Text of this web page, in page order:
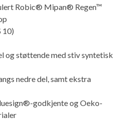
Robic® Mipan® Regen™
10)
og støttende med stiv syntetisk
nedre del, samt ekstra
godkjente og Oeko-